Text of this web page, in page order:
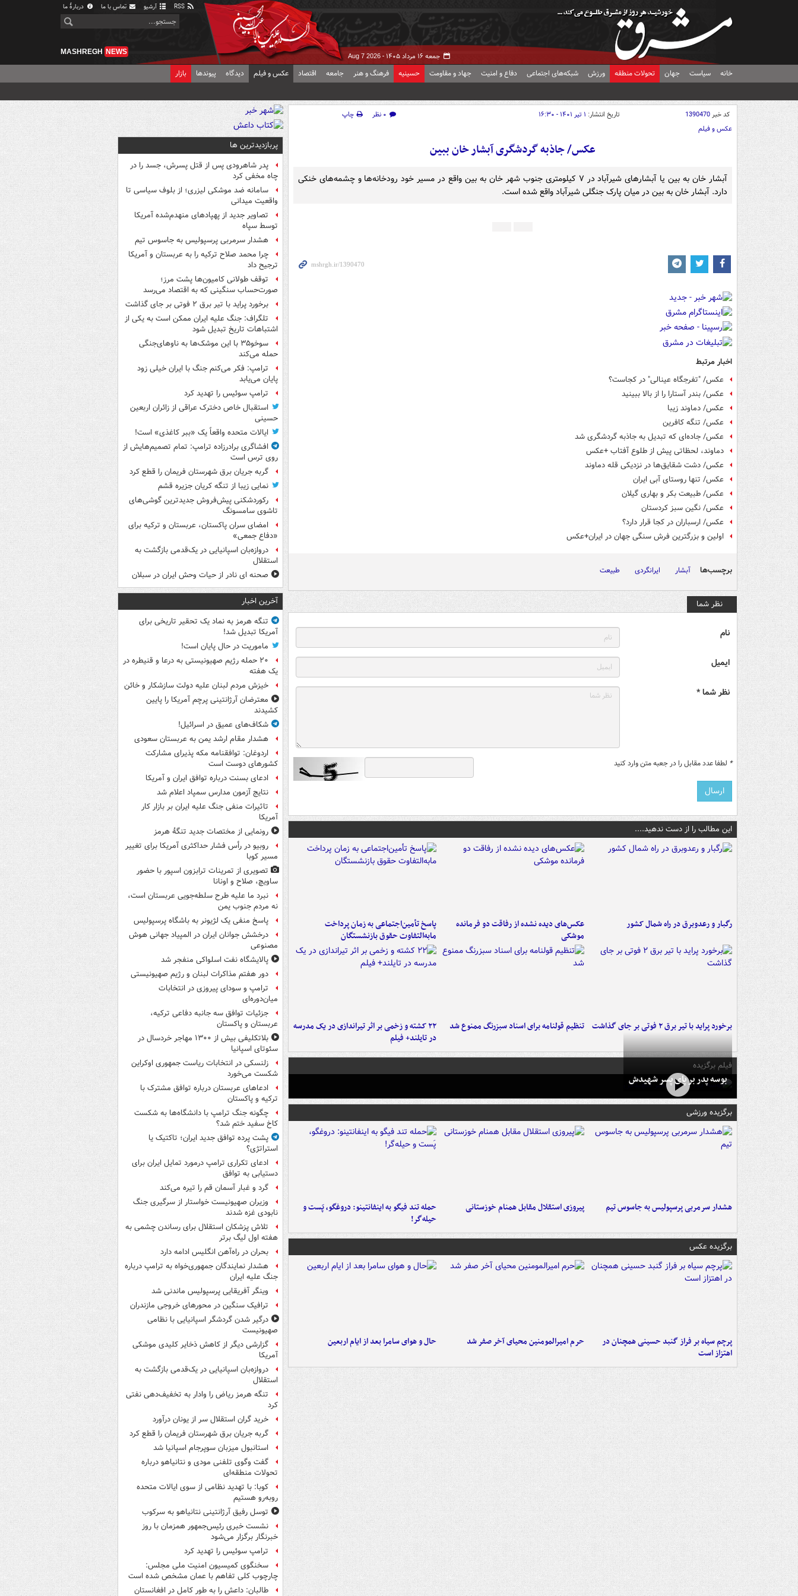
آرشیو تماس با ما دربارهٔ ما
جمعه ۱۶ مرداد ۱۴۰۵ - Aug 7 2026
MASHREGH NEWS
خانه سیاست جهان تحولات منطقه ورزش شبکه‌های اجتماعی دفاع و امنیت جهاد و مقاومت حسینیه فرهنگ و هنر جامعه اقتصاد عکس و فیلم دیدگاه پیوندها بازار
کد خبر1390470 تاریخ انتشار: ۱ تیر ۱۴۰۱ - ۱۶:۳۰ ۰ نظر
چاپ
عکس و فیلم
عکس/ جاذبه گردشگری آبشار خان ببین
آبشار خان به بین یا آبشارهای شیرآباد در ۷ کیلومتری جنوب شهر خان به بین واقع در مسیر خود رودخانه‌ها و چشمه‌های خنکی
دارد. آبشار خان به بین در میان پارک جنگلی شیرآباد واقع شده ‌است.
اخبار مرتبط
عکس/ "تفرجگاه عینالی" در کجاست؟
عکس/ بندر آستارا را از بالا ببینید
عکس/ دماوند زیبا
عکس/ تنگه کافرین
عکس/ جاده‌ای که تبدیل به جاذبه گردشگری شد
‏دماوند، لحظاتی پیش از طلوع آفتاب +عکس
عکس/ دشت شقایق‌ها در نزدیکی قله دماوند
عکس/ تنها روستای آبی ایران
عکس/ طبیعت بکر و بهاری گیلان
عکس/ نگین سبز کردستان
عکس/ ارسباران در کجا قرار دارد؟
اولین و بزرگترین فرش سنگی جهان در ایران+عکس
برچسب‌ها آبشار ایرانگردی طبیعت
نظر شما
نام
ایمیل
نظر شما *
* لطفا عدد مقابل را در جعبه متن وارد کنید
این مطالب را از دست ندهید....
رگبار و رعدوبرق در راه شمال کشور
عکس‌های دیده نشده از رفاقت دو فرمانده‌
موشکی
پاسخ تأمین‌اجتماعی به زمان پرداخت
مابه‌التفاوت حقوق بازنشستگان
برخورد پراید با تیر برق ۲ فوتی بر جای گذاشت تنظیم قولنامه برای اسناد سبزرنگ ممنوع شد
۲۲ کشته و زخمی بر اثر تیراندازی در یک مدرسه
در تایلند+ فیلم
فیلم برگزیده
بوسه‌ پدر بر پای پسر شهیدش
برگزیده ورزشی
هشدار سرمربی پرسپولیس به جاسوس تیم پیروزی استقلال مقابل همنام خوزستانی
حمله تند فیگو به اینفانتینو: دروغگو، پَست‌ و
حیله‌گر!
برگزیده عکس
پرچم سیاه بر فراز گنبد حسینی همچنان در
اهتزاز است
حرم امیرالمومنین محیای آخر صفر شد حال و هوای سامرا بعد از ایام اربعین
پربازدیدترین ها
پدر شاهرودی پس از قتل پسرش، جسد را در
چاه مخفی کرد
سامانه ضد موشکی لیزری؛ از بلوف سیاسی تا
واقعیت میدانی
تصاویر جدید از پهپادهای منهدم‌شده آمریکا
توسط سپاه
هشدار سرمربی پرسپولیس به جاسوس تیم
چرا محمد صلاح ترکیه را به عربستان و آمریکا
ترجیح داد
توقف طولانی کامیون‌ها پشت مرز؛
صورت‌حساب سنگینی که به اقتصاد می‌رسد
برخورد پراید با تیر برق ۲ فوتی بر جای گذاشت
تلگراف: جنگ علیه ایران ممکن است به یکی از
اشتباهات تاریخ تبدیل شود
سوخو۳۵ با این موشک‌ها به ناوهای‌جنگی
حمله می‌کند
ترامپ: فکر می‌کنم جنگ با ایران خیلی زود
پایان می‌یابد
ترامپ سوئیس را تهدید کرد
استقبال خاص دخترک عراقی از زائران اربعین
حسینی
ایالات متحده واقعاً یک «ببر کاغذی» است!
افشاگری برادرزاده ترامپ: تمام تصمیم‌هایش از
روی ترس است
گربه جریان برق شهرستان فریمان را قطع کرد
نمایی زیبا از تنگه کریان جزیره قشم
رکوردشکنی پیش‌فروش جدیدترین گوشی‌های
تاشوی سامسونگ
امضای سران پاکستان، عربستان و ترکیه برای
«دفاع جمعی»
دروازه‌بان اسپانیایی در یک‌قدمی بازگشت به
استقلال
صحنه ای نادر از حیات وحش ایران در سبلان
آخرین اخبار
تنگه هرمز به نماد یک تحقیر تاریخی برای
آمریکا تبدیل شد!
ماموریت در حال پایان است!
۲۰ حمله رژیم صهیونیستی به درعا و قنیطره در
یک هفته
خیزش مردم لبنان علیه دولت سازشکار و خائن
معترضان آرژانتینی پرچم آمریکا را پایین
کشیدند
شکاف‌های عمیق در اسرائیل!
هشدار مقام ارشد یمن به عربستان سعودی
اردوغان: توافقنامه مکه پذیرای مشارکت
کشورهای دوست است
ادعای بسنت درباره توافق ایران و آمریکا
نتایج آزمون مدارس سمپاد اعلام شد
تاثیرات منفی جنگ علیه ایران بر بازار کار
آمریکا
رونمایی از مختصات جدید تنگۀ هرمز
روبیو در رأس فشار حداکثری آمریکا برای تغییر
مسیر کوبا
تصویری از تمرینات ترابزون اسپور با حضور
ساویچ، صلاح و اونانا
نبرد ما علیه طرح سلطه‌جویی عربستان است،
نه مردم جنوب یمن
پاسخ منفی یک لژیونر به باشگاه پرسپولیس
درخشش جوانان ایران در المپیاد جهانی هوش
مصنوعی
پالایشگاه نفت اسلواکی منفجر شد
دور هفتم مذاکرات لبنان و رژیم صهیونیستی
ترامپ و سودای پیروزی در انتخابات
میان‌دوره‌ای
جزئیات توافق سه جانبه دفاعی ترکیه،
عربستان و پاکستان
بلاتکلیفی بیش از ۱۳۰۰ مهاجر خردسال در
سئوتای اسپانیا
زلنسکی در انتخابات ریاست جمهوری اوکراین
شکست می‌خورد
ادعاهای عربستان درباره توافق مشترک با
ترکیه و پاکستان
چگونه جنگ ترامپ با دانشگاه‌ها به شکست
کاخ سفید ختم شد؟
پشت پرده توافق جدید ایران؛ تاکتیک یا
استراتژی؟
ادعای تکراری ترامپ درمورد تمایل ایران برای
دستیابی به توافق
گرد و غبار آسمان قم را تیره می‌کند
وزیران صهیونیست خواستار از سرگیری جنگ
نابودی غزه شدند
تلاش پزشکان استقلال برای رساندن چشمی به
هفته اول لیگ برتر
بحران در راه‌آهن انگلیس ادامه دارد
هشدار نمایندگان جمهوری‌خواه به ترامپ درباره
جنگ علیه ایران
وینگر آفریقایی پرسپولیس ماندنی شد
ترافیک سنگین در محورهای خروجی مازندران
درگیر شدن گردشگر اسپانیایی با نظامی
صهیونیست
گزارشی دیگر از کاهش ذخایر کلیدی موشکی
آمریکا
دروازه‌بان اسپانیایی در یک‌قدمی بازگشت به
استقلال
تنگه هرمز ریاض را وادار به تخفیف‌دهی نفتی
کرد
خرید گران استقلال سر از یونان درآورد
گربه جریان برق شهرستان فریمان را قطع کرد
استانبول میزبان سوپرجام اسپانیا شد
گفت وگوی تلفنی مودی و نتانیاهو درباره
تحولات منطقه‌ای
کوبا: با تهدید نظامی از سوی ایالات متحده
روبه‌رو هستیم
توسل رفیق آرژانتینی نتانیاهو به سرکوب
نشست خبری رئیس‌جمهور همزمان با روز
خبرنگار برگزار می‌شود
ترامپ سوئیس را تهدید کرد
سخنگوی کمیسیون امنیت ملی مجلس:
چارچوب کلی تفاهم با عمان مشخص شده است
طالبان: داعش را به طور کامل در افغانستان